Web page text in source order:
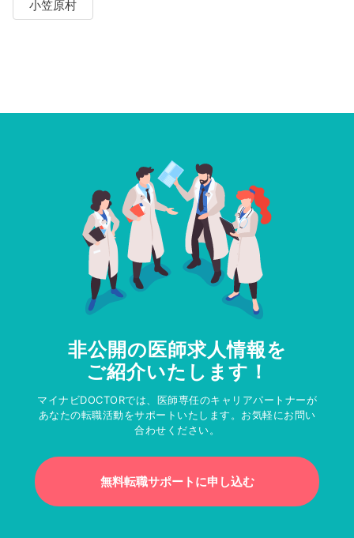
小笠原村
非公開の医師求人情報を
ご紹介いたします！
マイナビDOCTORでは、医師専任のキャリアパートナーが
あなたの転職活動をサポートいたします。お気軽にお問い
合わせください。
無料転職サポートに申し込む